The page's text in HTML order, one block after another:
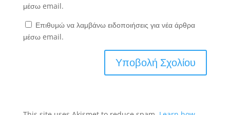
μέσω email.
Επιθυμώ να λαμβάνω ειδοποιήσεις για νέα άρθρα
μέσω email.